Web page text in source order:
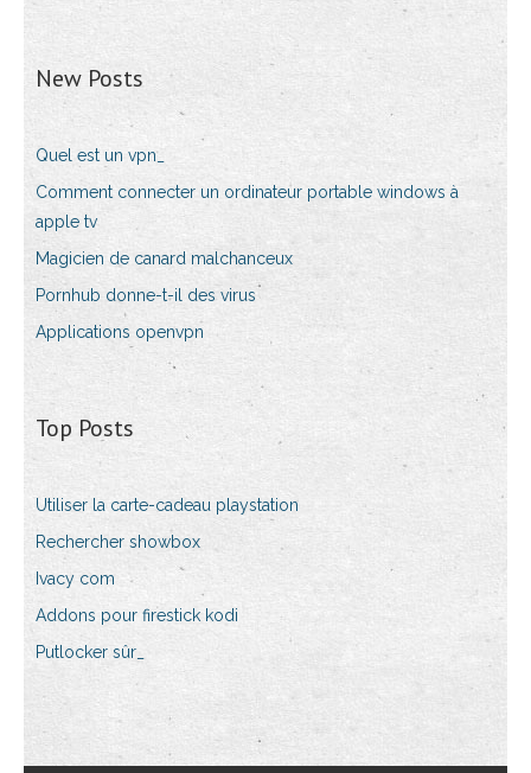
New Posts
Quel est un vpn_
Comment connecter un ordinateur portable windows à
apple tv
Magicien de canard malchanceux
Pornhub donne-t-il des virus
Applications openvpn
Top Posts
Utiliser la carte-cadeau playstation
Rechercher showbox
Ivacy com
Addons pour firestick kodi
Putlocker sûr_